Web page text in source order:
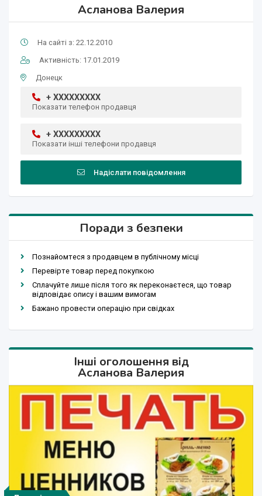
Асланова Валерия
На сайті з: 22.12.2010
Активність: 17.01.2019
Донецк
+ XXXXXXXXX
Показати телефон продавця
+ XXXXXXXXX
Показати інші телефони продавця
Надіслати повідомлення
Поради з безпеки
Познайомтеся з продавцем в публічному місці
Перевірте товар перед покупкою
Сплачуйте лише після того як переконаєтеся, що товар
відповідає опису і вашим вимогам
Бажано провести операцію при свідках
Інші оголошення від
Асланова Валерия